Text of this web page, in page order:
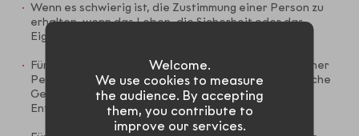
Wenn es schwierig ist, die Zustimmung einer Person zu
erhalten, wenn das Leben, die Sicherheit oder das
Eigentum von Menschen bedroht ist.
Für den Fall, dass es schwierig ist, die Zustimmung einer
Person zu erhalten, wenn es darum geht, die öffentliche
Gesundheit zu verbessern oder die gesunde
Entwicklung von Kindern zu fördern.
Welcome.
We use cookies to measure
the audience. By accepting
them, you contribute to
improve our services.